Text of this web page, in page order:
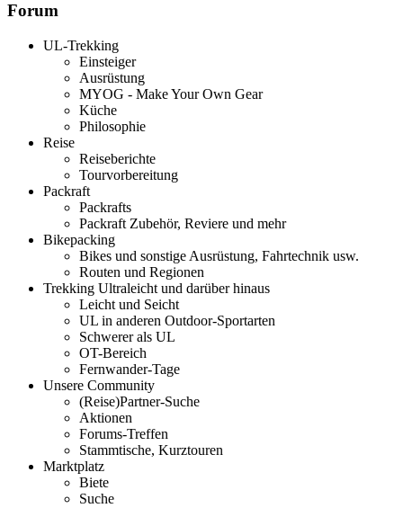
Forum
UL-Trekking
Einsteiger
Ausrüstung
MYOG - Make Your Own Gear
Küche
Philosophie
Reise
Reiseberichte
Tourvorbereitung
Packraft
Packrafts
Packraft Zubehör, Reviere und mehr
Bikepacking
Bikes und sonstige Ausrüstung, Fahrtechnik usw.
Routen und Regionen
Trekking Ultraleicht und darüber hinaus
Leicht und Seicht
UL in anderen Outdoor-Sportarten
Schwerer als UL
OT-Bereich
Fernwander-Tage
Unsere Community
(Reise)Partner-Suche
Aktionen
Forums-Treffen
Stammtische, Kurztouren
Marktplatz
Biete
Suche